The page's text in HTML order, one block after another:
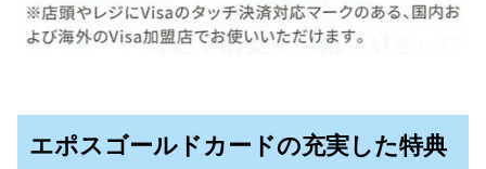
エポスゴールドカードの充実した特典